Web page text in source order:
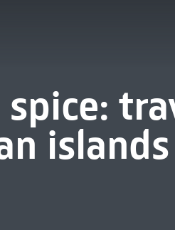
spice:
islands